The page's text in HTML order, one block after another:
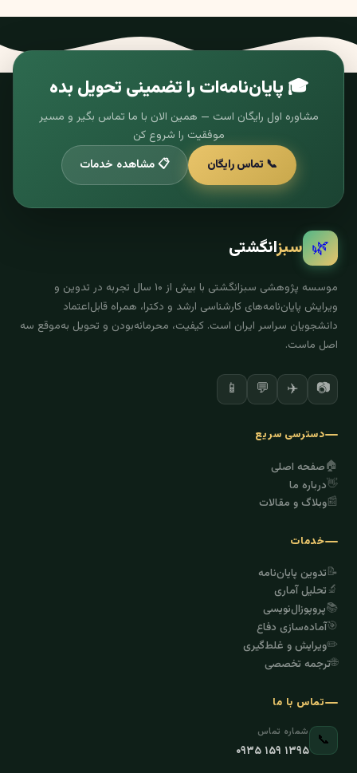
🎓 پایان‌نامه‌ات را تضمینی تحویل بده
مشاوره اول رایگان است — همین الان با ما تماس بگیر و مسیر
موفقیت را شروع کن
📞 تماس رایگان
📋 مشاهده خدمات
🌿 سبزانگشتی
موسسه پژوهشی سبزانگشتی با بیش از ۱۰ سال تجربه در تدوین و
ویرایش پایان‌نامه‌های کارشناسی ارشد و دکترا، همراه قابل‌اعتماد
دانشجویان سراسر ایران است. کیفیت، محرمانه‌بودن و تحویل به‌موقع سه
اصل ماست.
📷
✈️
💬
📱
دسترسی سریع
🏠صفحه اصلی
👋درباره ما
📰وبلاگ و مقالات
خدمات
📝تدوین پایان‌نامه
🔬تحلیل آماری
📚پروپوزال‌نویسی
🎯آماده‌سازی دفاع
✏️ویرایش و غلط‌گیری
🌐ترجمه تخصصی
تماس با ما
📞 شماره تماس
۰۹۳۵ ۱۵۹ ۱۳۹۵